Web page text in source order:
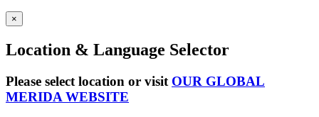
×
Location & Language Selector
Please select location or visit OUR GLOBAL
MERIDA WEBSITE